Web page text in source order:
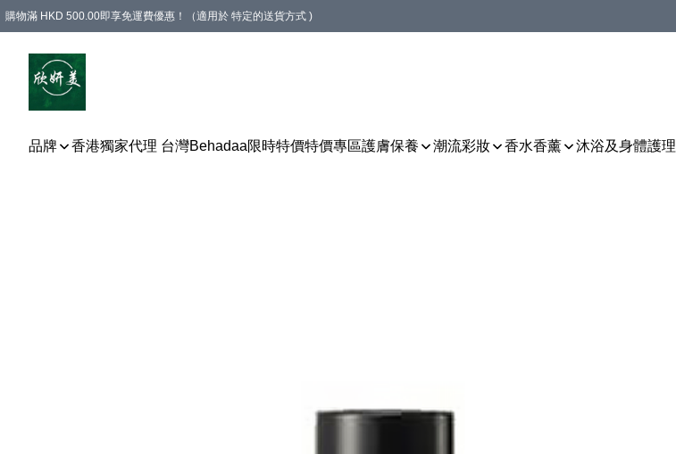
購物滿 HKD 500.00即享免運費優惠！（適用於 特定的送貨方式 )
品牌 香港獨家代理 台灣Behadaa限時特價特價專區護膚保養 潮流彩妝 香水香薰 沐浴及身體護理